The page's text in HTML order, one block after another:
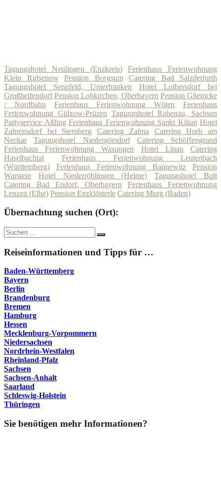
Tagungshotel Neulingen (Enzkreis)
Ferienhaus Ferienwohnung
Klein Ridsenow
Pension Borgsum
Catering Bad Salzdetfurth
Tagungshotel Sennfeld, Unterfranken
Hotel Loibersdorf bei
Großhelfendorf Pension Lohkirchen, Oberbayern Pension Glienicke
/ Nordbahn
Ferienhaus Ferienwohnung Wöten
Ferienhaus
Ferienwohnung Gülzow-Prüzen Tagungshotel Rabenau, Sachsen
Partyservice Aßling Ferienhaus Ferienwohnung Sankt Kilian Hotel
Zahrensdorf bei Sternberg
Catering Zahna
Catering Horb am
Neckar
Tagungshotel Niedergörsdorf
Catering Schöffengrund
Ferienhaus Ferienwohnung Wasungen
Hotel Linau
Catering
Haselbachtal
Ferienhaus Ferienwohnung Leutenbach
(Württemberg)
Ferienhaus Ferienwohnung Bannewitz
Pension
Warstein
Hotel Niederröblingen (Helme)
Tagungshotel Bult
Catering Bad Endorf, Oberbayern
Ferienhaus Ferienwohnung
Lenzen (Elbe) Pension Enzklösterle Catering Murg (Baden)
Übernachtung suchen (Ort):
Suche
nach:
Suchen
Reiseinformationen und Tipps für …
Baden-Württemberg
Bayern
Berlin
Brandenburg
Bremen
Hamburg
Hessen
Mecklenburg-Vorpommern
Niedersachsen
Nordrhein-Westfalen
Rheinland-Pfalz
Sachsen
Sachsen-Anhalt
Saarland
Schleswig-Holstein
Thüringen
Sie benötigen mehr Informationen?